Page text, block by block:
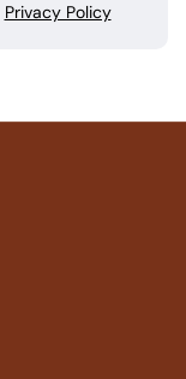
Privacy Policy